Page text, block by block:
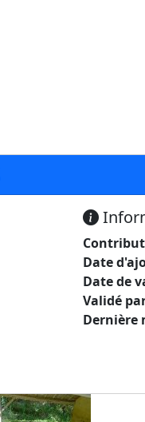
Date
Date de
Validé
Dernière